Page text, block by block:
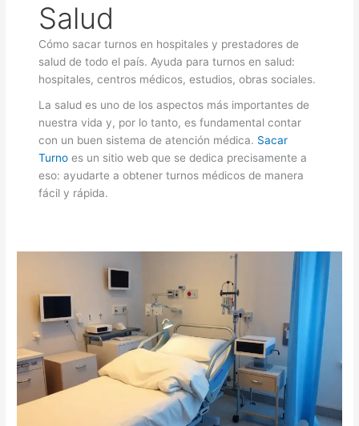
Salud
Cómo sacar turnos en hospitales y prestadores de
salud de todo el país. Ayuda para turnos en salud:
hospitales, centros médicos, estudios, obras sociales.
La salud es uno de los aspectos más importantes de
nuestra vida y, por lo tanto, es fundamental contar
con un buen sistema de atención médica. Sacar
Turno es un sitio web que se dedica precisamente a
eso: ayudarte a obtener turnos médicos de manera
fácil y rápida.